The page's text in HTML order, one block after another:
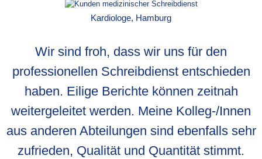
Kardiologe, Hamburg
Wir sind froh, dass wir uns für den
professionellen Schreibdienst entschieden
haben. Eilige Berichte können zeitnah
weitergeleitet werden. Meine Kolleg-/Innen
aus anderen Abteilungen sind ebenfalls sehr
zufrieden, Qualität und Quantität stimmt.